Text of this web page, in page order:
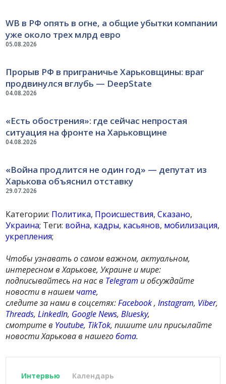
05.08.2026
WB в РФ опять в огне, а общие убытки компании
уже около трех млрд евро
04.08.2026
Прорыв РФ в приграничье Харьковщины: враг
продвинулся вглубь — DeepState
04.08.2026
«Есть обострения»: где сейчас непростая
ситуация на фронте на Харьковщине
29.07.2026
«Война продлится не один год» — депутат из
Харькова объяснил отставку
Категории: Политика, Происшествия,Сказано,
Украина; Теги: война, кадры, касьянов, мобилизация,
укрепления;
Чтобы узнавать о самом важном, актуальном,
интересном в Харькове, Украине и мире:
подписывайтесь на нас в Telegram и обсуждайте
новости в нашем чате,
следите за нами в соцсетях:Facebook,Instagram, Viber,
Threads,LinkedIn, Google News,Bluesky,
смотрите в Youtube, TikTok, пишите или присылайте
новости Харькова в нашегобота.
Интервью Календарь